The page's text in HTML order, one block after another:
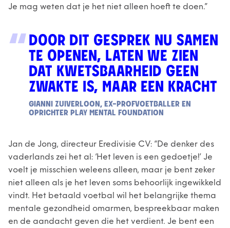
Je mag weten dat je het niet alleen hoeft te doen.”
DOOR DIT GESPREK NU SAMEN
TE OPENEN, LATEN WE ZIEN
DAT KWETSBAARHEID GEEN
ZWAKTE IS, MAAR EEN KRACHT
GIANNI ZUIVERLOON, EX-PROFVOETBALLER EN
OPRICHTER PLAY MENTAL FOUNDATION
Jan de Jong, directeur Eredivisie CV: “De denker des
vaderlands zei het al: ‘Het leven is een gedoetje!’ Je
voelt je misschien weleens alleen, maar je bent zeker
niet alleen als je het leven soms behoorlijk ingewikkeld
vindt. Het betaald voetbal wil het belangrijke thema
mentale gezondheid omarmen, bespreekbaar maken
en de aandacht geven die het verdient. Je bent een